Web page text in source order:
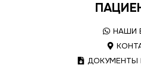
НАШИ
ДОКУМЕНТЫ